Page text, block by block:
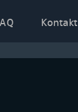
Kontakt